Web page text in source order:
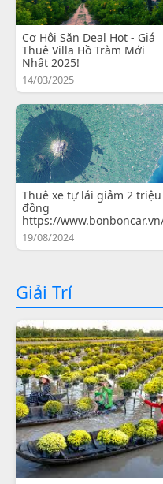
Cơ Hội Săn Deal Hot - Giá
Thuê Villa Hồ Tràm Mới
Nhất 2025!
14/03/2025
Thuê xe tự lái giảm 2 triệu
đồng
https://
19/08/2024
Giải Trí